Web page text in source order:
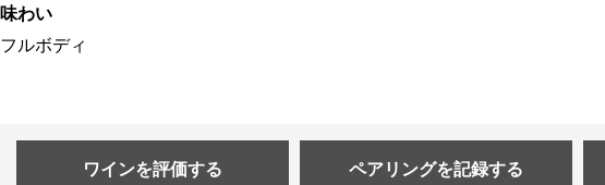
味わい
フルボディ
ワインを評価する ペアリングを記録する